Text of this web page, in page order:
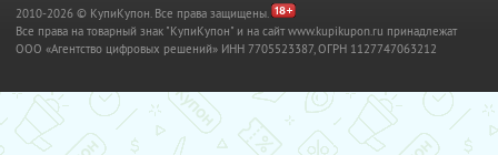
2010-2026 © КупиКупон. Все права защищены.
Все права на товарный знак "КупиКупон" и на сайт www.kupikupon.ru принадлежат
OOO «Агентство цифровых решений» ИНН 7705523387, ОГРН 1127747063212